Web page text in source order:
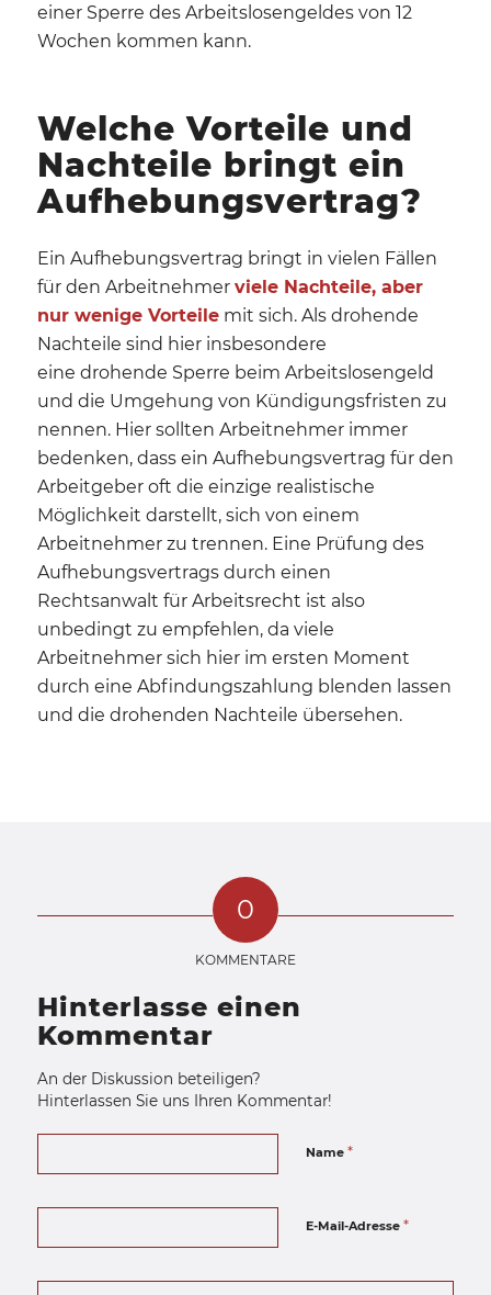
einer Sperre des Arbeitslosengeldes von 12
Wochen kommen kann.
Welche Vorteile und
Nachteile bringt ein
Aufhebungsvertrag?
Ein Aufhebungsvertrag bringt in vielen Fällen
für den Arbeitnehmer viele Nachteile, aber
nur wenige Vorteilemit sich. Als drohende
Nachteile sind hier insbesondere
eine drohende Sperre beim Arbeitslosengeld
und die Umgehung von Kündigungsfristen zu
nennen. Hier sollten Arbeitnehmer immer
bedenken, dass ein Aufhebungsvertrag für den
Arbeitgeber oft die einzige realistische
Möglichkeit darstellt, sich von einem
Arbeitnehmer zu trennen. Eine Prüfung des
Aufhebungsvertrags durch einen
Rechtsanwalt für Arbeitsrecht ist also
unbedingt zu empfehlen, da viele
Arbeitnehmer sich hier im ersten Moment
durch eine Abfindungszahlung blenden lassen
und die drohenden Nachteile übersehen.
0
KOMMENTARE
Hinterlasse einen
Kommentar
An der Diskussion beteiligen?
Hinterlassen Sie uns Ihren Kommentar!
Name *
E-Mail-Adresse *